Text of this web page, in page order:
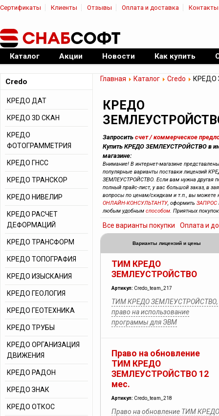
Сертификаты Клиенты Отзывы Оплата и доставка Контакты
Официальный дилер ПО
Каталог Акции Новости Как купить
Главная Каталог Credo КРЕДО
КРЕДО
Запросить счет / коммерческое
Купить КРЕДО ЗЕМЛЕУСТРОЙСТВО в
магазине:
Внимание! В интернет-магазине
популярные варианты поставки лицензий
ЗЕМЛЕУСТРОЙСТВО. Если вам нужна другая
полный прайс-лист, у вас большой заказ, в
вопросы по ценам/скидкам и т.п., вы можете
ОНЛАЙН-КОНСУЛЬТАНТУ, оформить ЗАПРОС
любым удобным способом. Приятных
Все варианты покупки Оплата и
Варианты лицензий и цены
ТИМ КРЕДО
ЗЕМЛЕУСТРОЙСТВО
Артикул: Credo_team_217
ТИМ КРЕДО ЗЕМЛЕУСТРОЙСТВО,
право на использование
программы для ЭВМ
Право на обновление
ТИМ КРЕДО
ЗЕМЛЕУСТРОЙСТВО 12
мес.
Артикул: Credo_team_218
Право на обновление ТИМ КРЕДО
Credo
КРЕДО ДАТ
КРЕДО 3D СКАН
КРЕДО
ФОТОГРАММЕТРИЯ
КРЕДО ГНСС
КРЕДО ТРАНСКОР
КРЕДО НИВЕЛИР
КРЕДО РАСЧЕТ
ДЕФОРМАЦИЙ
КРЕДО ТРАНСФОРМ
КРЕДО ТОПОГРАФИЯ
КРЕДО ИЗЫСКАНИЯ
КРЕДО ГЕОЛОГИЯ
КРЕДО ГЕОТЕХНИКА
КРЕДО ТРУБЫ
КРЕДО ОРГАНИЗАЦИЯ
ДВИЖЕНИЯ
КРЕДО РАДОН
КРЕДО ЗНАК
КРЕДО ОТКОС